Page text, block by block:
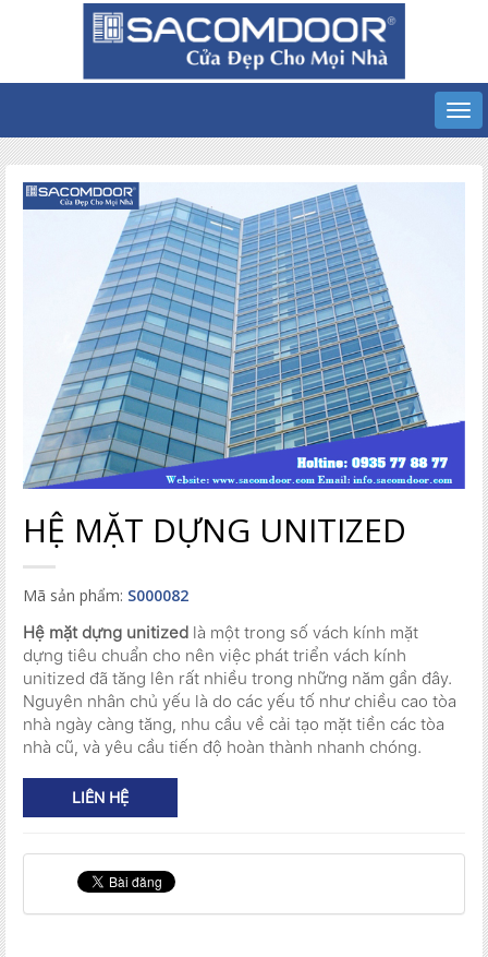
HỆ MẶT DỰNG UNITIZED
Mã sản phẩm: S000082
Hệ mặt dựng unitized là một trong số vách kính mặt
dựng tiêu chuẩn cho nên việc phát triển vách kính
unitized đã tăng lên rất nhiều trong những năm gần đây.
Nguyên nhân chủ yếu là do các yếu tố như chiều cao tòa
nhà ngày càng tăng, nhu cầu về cải tạo mặt tiền các tòa
nhà cũ, và yêu cầu tiến độ hoàn thành nhanh chóng.
LIÊN HỆ